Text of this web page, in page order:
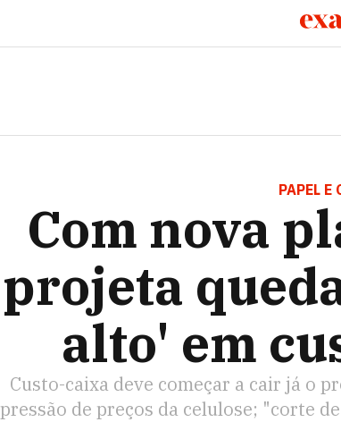
PAPEL E
Com nova
projeta
alto' em
Custo-caixa deve começar a cair já o
pressão de preços da celulose; "corte